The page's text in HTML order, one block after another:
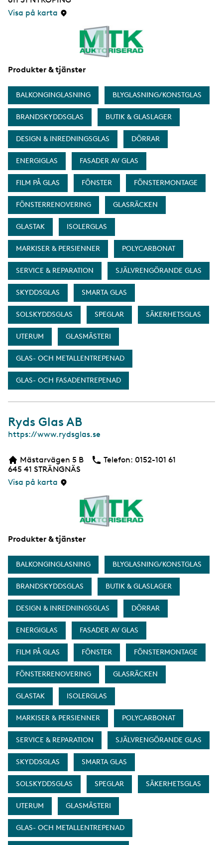
iVisa på karta
Produkter & tjänster
BALKONGINGLASNING BLYGLASNING/KONSTGLAS
BRANDSKYDDSGLAS BUTIK & GLASLAGER
DESIGN & INREDNINGSGLAS DÖRRAR
ENERGIGLAS FASADER AV GLAS
FILM PÅ GLAS FÖNSTER FÖNSTERMONTAGE
FÖNSTERRENOVERING GLASRÄCKEN
GLASTAK ISOLERGLAS
MARKISER & PERSIENNER POLYCARBONAT
SERVICE & REPARATION SJÄLVRENGÖRANDE GLAS
SKYDDSGLAS SMARTA GLAS
SOLSKYDDSGLAS SPEGLAR SÄKERHETSGLAS
UTERUM GLASMÄSTERI
GLAS- OCH METALLENTREPENAD
GLAS- OCH FASADENTREPENAD
Ryds Glas AB
W
b
s
i
https://www.rydsglas.se
Mästarvägen 5 B
645 41 STRÄNGNÄS
Visa på karta
Telefon: Telefon
0152-101 61
Produkter & tjänster
BALKONGINGLASNING BLYGLASNING/KONSTGLAS
BRANDSKYDDSGLAS BUTIK & GLASLAGER
DESIGN & INREDNINGSGLAS DÖRRAR
ENERGIGLAS FASADER AV GLAS
FILM PÅ GLAS FÖNSTER FÖNSTERMONTAGE
FÖNSTERRENOVERING GLASRÄCKEN
GLASTAK ISOLERGLAS
MARKISER & PERSIENNER POLYCARBONAT
SERVICE & REPARATION SJÄLVRENGÖRANDE GLAS
SKYDDSGLAS SMARTA GLAS
SOLSKYDDSGLAS SPEGLAR SÄKERHETSGLAS
UTERUM GLASMÄSTERI
GLAS- OCH METALLENTREPENAD